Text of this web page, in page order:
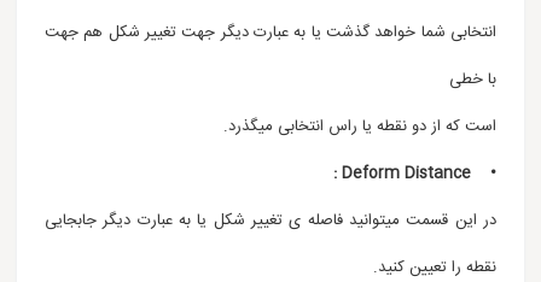
انتخابی شما خواهد گذشت یا به عبارت دیگر جهت تغییر شکل هم جهت
با خطی
است که از دو نقطه یا راس انتخابی میگذرد.
•
Deform Distance :
در این قسمت میتوانید فاصله ی تغییر شکل یا به عبارت دیگر جابجایی
نقطه را تعیین کنید.